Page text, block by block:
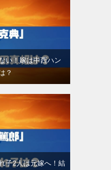
い！嫁は中西ハン
？
子2人は元嫁へ！結